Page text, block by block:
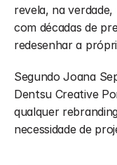
revela, na
com décadas de
redesenhar a
Segundo Joana
Dentsu Creative
qualquer
necessidade de